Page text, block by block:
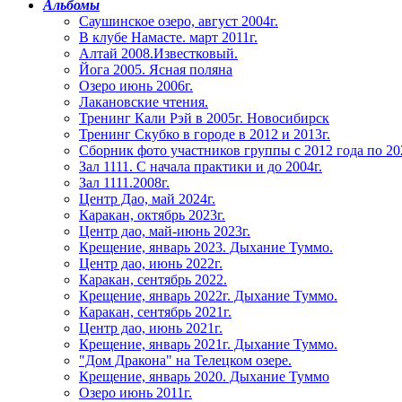
Альбомы
Саушинское озеро, август 2004г.
В клубе Намасте. март 2011г.
Алтай 2008.Известковый.
Йога 2005. Ясная поляна
Озеро июнь 2006г.
Лакановские чтения.
Тренинг Кали Рэй в 2005г. Новосибирск
Тренинг Скубко в городе в 2012 и 2013г.
Сборник фото участников группы с 2012 года по
Зал 1111. С начала практики и до 2004г.
Зал 1111.2008г.
Центр Дао, май 2024г.
Каракан, октябрь 2023г.
Центр дао, май-июнь 2023г.
Крещение, январь 2023. Дыхание Туммо.
Центр дао, июнь 2022г.
Каракан, сентябрь 2022.
Крещение, январь 2022г. Дыхание Туммо.
Каракан, сентябрь 2021г.
Центр дао, июнь 2021г.
Крещение, январь 2021г. Дыхание Туммо.
"Дом Дракона" на Телецком озере.
Крещение, январь 2020. Дыхание Туммо
Озеро июнь 2011г.